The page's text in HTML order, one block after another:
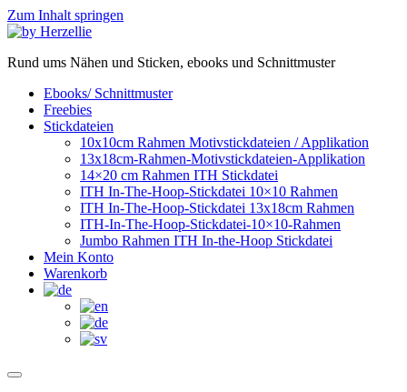
Zum Inhalt springen
Rund ums Nähen und Sticken, ebooks und Schnittmuster
Ebooks/ Schnittmuster
Freebies
Stickdateien
10x10cm Rahmen Motivstickdateien / Applikation
13x18cm-Rahmen-Motivstickdateien-Applikation
14×20 cm Rahmen ITH Stickdatei
ITH In-The-Hoop-Stickdatei 10×10 Rahmen
ITH In-The-Hoop-Stickdatei 13x18cm Rahmen
ITH-In-The-Hoop-Stickdatei-10×10-Rahmen
Jumbo Rahmen ITH In-the-Hoop Stickdatei
Mein Konto
Warenkorb